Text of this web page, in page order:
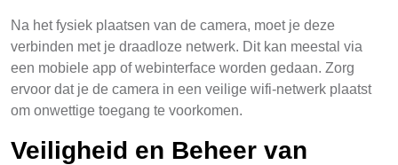
Na het fysiek plaatsen van de camera, moet je deze
verbinden met je draadloze netwerk. Dit kan meestal via
een mobiele app of webinterface worden gedaan. Zorg
ervoor dat je de camera in een veilige wifi-netwerk plaatst
om onwettige toegang te voorkomen.
Veiligheid en Beheer van